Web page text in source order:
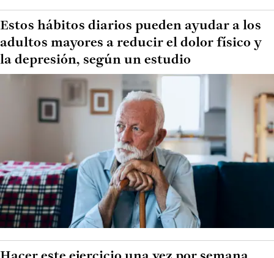
Estos hábitos diarios pueden ayudar a los
adultos mayores a reducir el dolor físico y
la depresión, según un estudio